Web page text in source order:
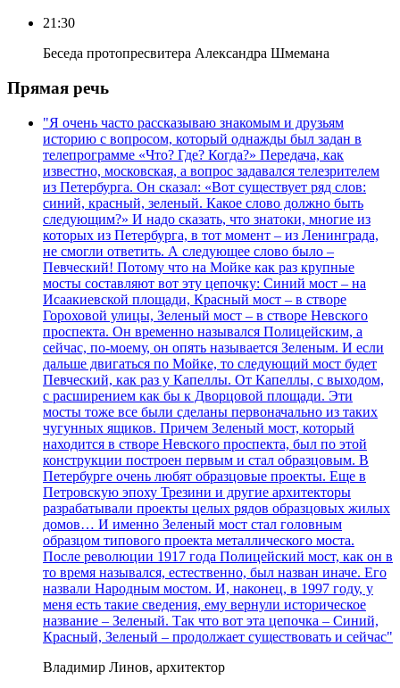
21:30
Беседа протопресвитера Александра Шмемана
Прямая речь
"Я очень часто рассказываю знакомым и друзьям
историю с вопросом, который однажды был задан в
телепрограмме «Что? Где? Когда?» Передача, как
известно, московская, а вопрос задавался телезрителем
из Петербурга. Он сказал: «Вот существует ряд слов:
синий, красный, зеленый. Какое слово должно быть
следующим?» И надо сказать, что знатоки, многие из
которых из Петербурга, в тот момент – из Ленинграда,
не смогли ответить. А следующее слово было –
Певческий! Потому что на Мойке как раз крупные
мосты составляют вот эту цепочку: Синий мост – на
Исаакиевской площади, Красный мост – в створе
Гороховой улицы, Зеленый мост – в створе Невского
проспекта. Он временно назывался Полицейским, а
сейчас, по-моему, он опять называется Зеленым. И если
дальше двигаться по Мойке, то следующий мост будет
Певческий, как раз у Капеллы. От Капеллы, с выходом,
с расширением как бы к Дворцовой площади. Эти
мосты тоже все были сделаны первоначально из таких
чугунных ящиков. Причем Зеленый мост, который
находится в створе Невского проспекта, был по этой
конструкции построен первым и стал образцовым. В
Петербурге очень любят образцовые проекты. Еще в
Петровскую эпоху Трезини и другие архитекторы
разрабатывали проекты целых рядов образцовых жилых
домов… И именно Зеленый мост стал головным
образцом типового проекта металлического моста.
После революции 1917 года Полицейский мост, как он в
то время назывался, естественно, был назван иначе. Его
назвали Народным мостом. И, наконец, в 1997 году, у
меня есть такие сведения, ему вернули историческое
название – Зеленый. Так что вот эта цепочка – Синий,
Красный, Зеленый – продолжает существовать и сейчас"
Владимир Линов, архитектор